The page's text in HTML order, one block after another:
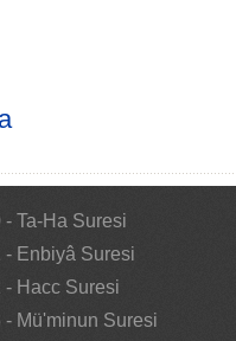
- Ta-Ha Suresi
- Enbiyâ Suresi
- Hacc Suresi
- Mü'minun Suresi